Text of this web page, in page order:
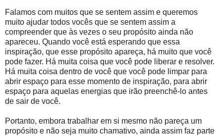
Falamos com muitos que se sentem assim e queremos
muito ajudar todos vocês que se sentem assim a
compreender que às vezes o seu propósito ainda não
apareceu. Quando você está esperando que essa
inspiração, que esse propósito apareça, há muito que você
pode fazer. Há muita coisa que você pode liberar e resolver.
Há muita coisa dentro de você que você pode limpar para
abrir espaço para esse momento de inspiração, para abrir
espaço para aquelas energias que irão preenchê-lo antes
de sair de você.
Portanto, embora trabalhar em si mesmo não pareça um
propósito e não seja muito chamativo, ainda assim faz parte